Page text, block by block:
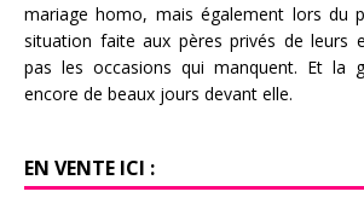
mariage homo, mais également lors du
situation faite aux pères privés de leurs
pas les occasions qui manquent. Et la
encore de beaux jours devant elle.
EN VENTE ICI :